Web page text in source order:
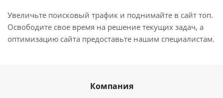
Увеличьте поисковый трафик и поднимайте в сайт топ.
Освободите свое время на решение текущих задач, а
оптимизацию сайта предоставьте нашим специалистам.
Компания